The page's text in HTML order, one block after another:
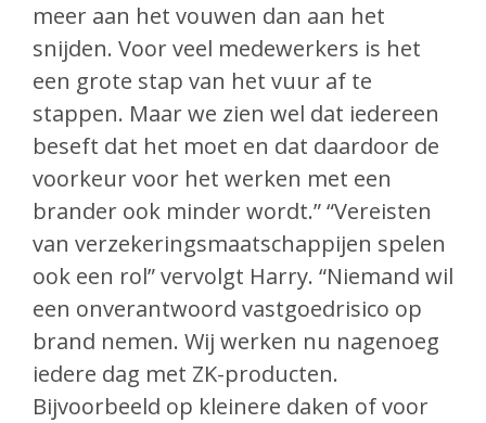
meer aan het vouwen dan aan het
snijden. Voor veel medewerkers is het
een grote stap van het vuur af te
stappen. Maar we zien wel dat iedereen
beseft dat het moet en dat daardoor de
voorkeur voor het werken met een
brander ook minder wordt.” “Vereisten
van verzekeringsmaatschappijen spelen
ook een rol” vervolgt Harry. “Niemand wil
een onverantwoord vastgoedrisico op
brand nemen. Wij werken nu nagenoeg
iedere dag met ZK-producten.
Bijvoorbeeld op kleinere daken of voor